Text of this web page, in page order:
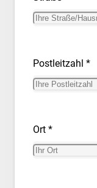
Postleitzahl *
Ort *